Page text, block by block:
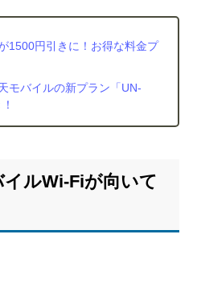
1500円引きに！お得な料金プ
モバイルの新プラン「UN-
ルWi-Fiが向いて